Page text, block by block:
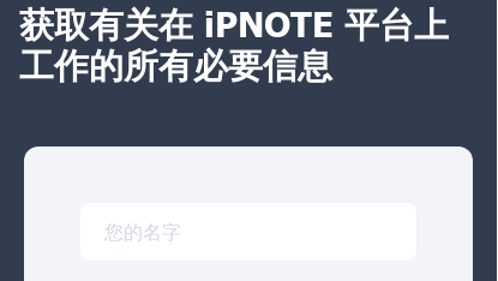
获取有关在 iPNOTE 平台上
工作的所有必要信息
您的名字